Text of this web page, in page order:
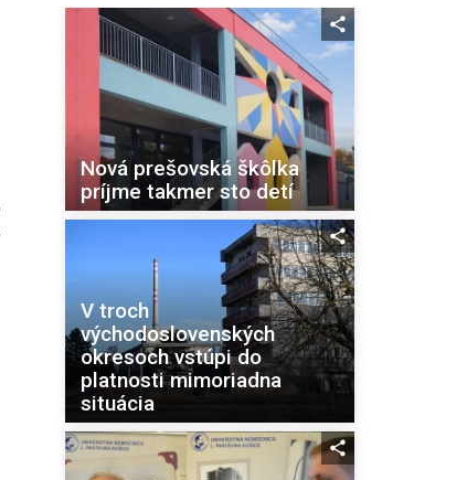
Nová prešovská škôlka
príjme takmer sto detí
V troch
východoslovenských
okresoch vstúpi do
platnosti mimoriadna
situácia